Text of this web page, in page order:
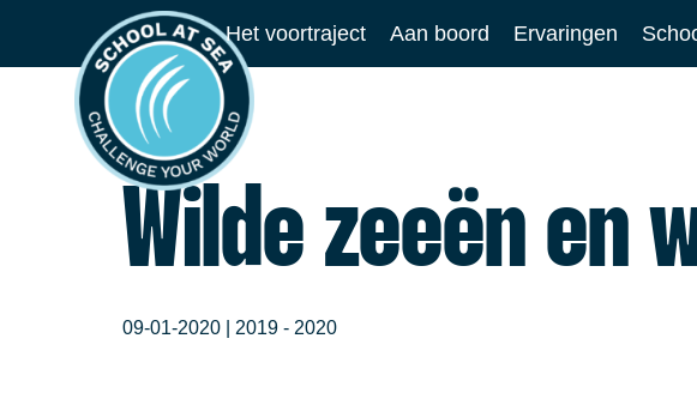
de
School
at
Sea
Het voortraject Aan boord Ervaringen
Wilde zeeën en
09-01-2020 | 2019 - 2020